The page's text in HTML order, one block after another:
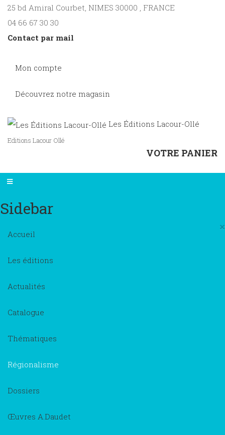
25 bd Amiral Courbet, NIMES 30000 , FRANCE
04 66 67 30 30
Contact par mail
Mon compte
Découvrez notre magasin
Les Éditions Lacour-Ollé
Editions Lacour Ollé
VOTRE PANIER
Sidebar
×
Accueil
Les éditions
Actualités
Catalogue
Thématiques
Régionalisme
Dossiers
Œuvres A.Daudet